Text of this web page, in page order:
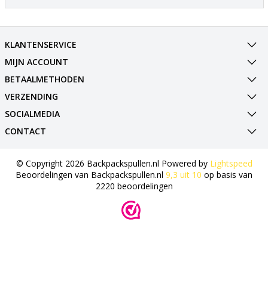
KLANTENSERVICE
MIJN ACCOUNT
BETAALMETHODEN
VERZENDING
SOCIALMEDIA
CONTACT
© Copyright 2026 Backpackspullen.nl Powered by Lightspeed
Beoordelingen van Backpackspullen.nl 9,3 uit 10 op basis van
2220 beoordelingen